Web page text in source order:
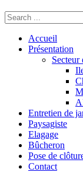
Accueil
Présentation
Secteur
Entretien de
Paysagiste
Elagage
Bûcheron
Pose de
Contact